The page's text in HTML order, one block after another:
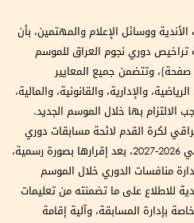
الأندية ووسائل الإعلام والمهتمين، بأن
تراخيص دوري نجوم العراق للموسم
الرياضي 2026-2027 تتألف من (101 صفحة)، وتتضمن جميع المعايير
والإدارية، والقانونية، والمالية،
الالتزام بها خلال الموسم الجديد.
لكرة القدم لائحة مسابقات دوري
نجوم العراق الخاصة بالموسم الرياضي 2026-2027، بعد إقرارها بصورة رسمية،
منافسات الدوري خلال الموسم
للاطلاع على ما تضمنته من تعليمات
بإدارة المسابقة، وآلية إقامة